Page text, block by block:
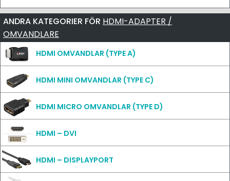
ANDRA KATEGORIER FÖR HDMI-ADAPTER /
OMVANDLARE
HDMI OMVANDLAR (TYPE A)
HDMI MINI OMVANDLAR (TYPE C)
HDMI MICRO OMVANDLAR (TYPE D)
HDMI – DVI
HDMI – DISPLAYPORT